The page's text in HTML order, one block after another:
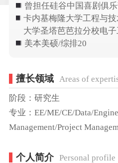
曾担任硅谷中国喜剧俱
卡内基梅隆大学工程与
大学圣塔芭芭拉分校电
美本美硕/综排20
擅长领域 Areas of
阶段：研究生
专业：EE/ME/CE/Data/
Management/Project
个人简介 Personal profile